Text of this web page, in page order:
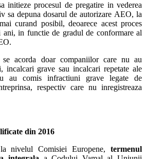
initieze procesul de pregatire in vederea
sa depuna dosarul de autorizare AEO, la
curand posibil, deoarece acest proces
in functie de gradul de conformare al
acorda doar companiilor care nu au
grave sau incalcari repetate ale
au comis infractiuni grave legate de
respectiv care nu inregistreaza
din 2016
nivelul Comisiei Europene, termenul